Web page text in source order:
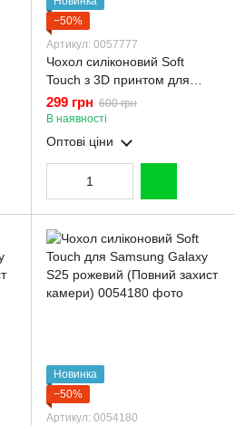
−50%
Артикул: 0057777
Чохол силіконовий Soft
Touch з 3D принтом для
Samsung Galaxy S25
бордовий (Повний захист
камери)
299 грн 600 грн
В наявності
Оптові ціни
Новинка
−50%
Артикул: 0054180